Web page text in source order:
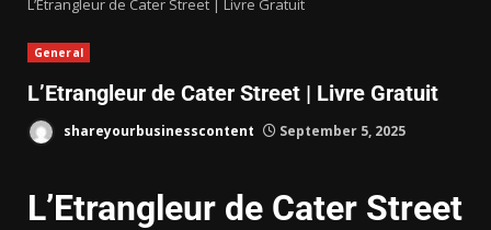
L’Etrangleur de Cater Street | Livre Gratuit
General
L’Etrangleur de Cater Street | Livre Gratuit
shareyourbusinesscontent September 5, 2025
L’Etrangleur de Cater Street